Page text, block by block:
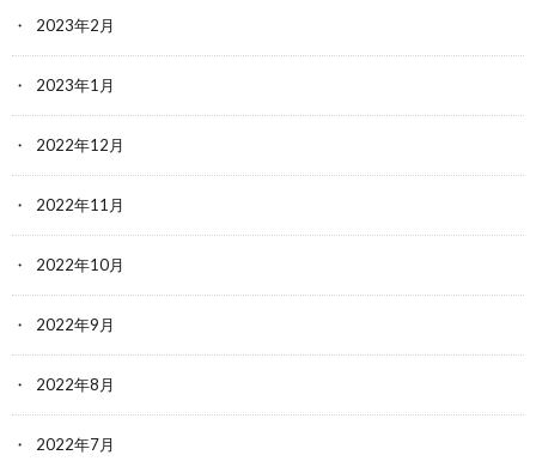
2023年2月
2023年1月
2022年12月
2022年11月
2022年10月
2022年9月
2022年8月
2022年7月